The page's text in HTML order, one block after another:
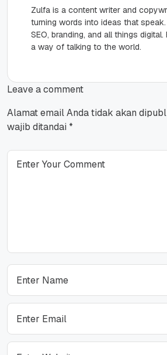
Zulfa is a content writer and
turning words into ideas that
SEO, branding, and all things
a way of talking to the world.
Leave a comment
Alamat email Anda tidak akan
wajib ditandai *